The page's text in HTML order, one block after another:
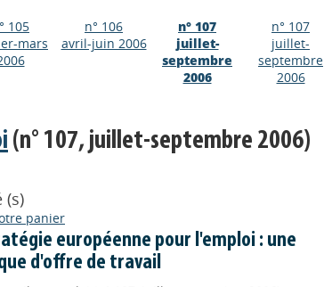
105
mars
n° 106
avril-juin 2006
n° 107
juillet-
septembre
2006
n° 107
juillet-
septembre
2006
(n° 107, juillet-septembre 2006)
(s)
panier
européenne pour l'emploi : une
d'offre de travail